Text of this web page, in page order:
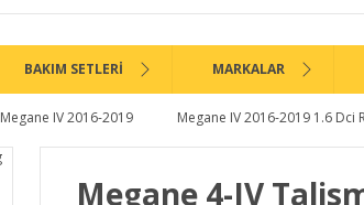
BAKIM SETLERİ MARKALAR
Megane IV 2016-2019 Megane IV 2016-2019 1.6 Dci
Megane 4-IV